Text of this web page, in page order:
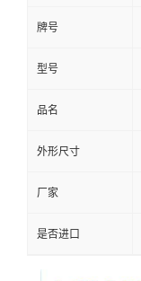
牌号
型号
品名
外形尺寸
厂家
是否进口